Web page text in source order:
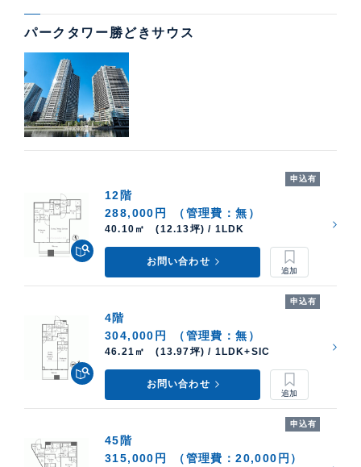
貸したい方・売りたい方はこちら
パークタワー勝どきサウス
申込有
12階
288,000円
（管理費：無）
40.10㎡ (12.13坪) / 1LDK
お問い合わせ
申込有
4階
304,000円
（管理費：無）
46.21㎡ (13.97坪) / 1LDK+SIC
お問い合わせ
申込有
45階
315,000円
（管理費：20,000円）